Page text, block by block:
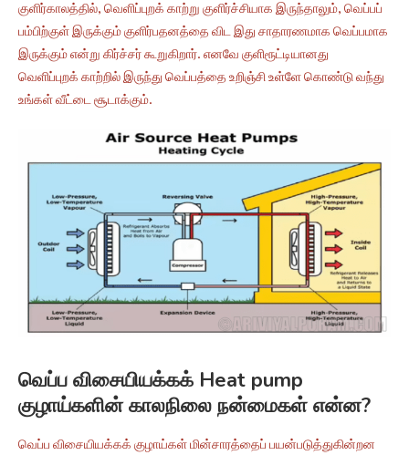
குளிர்காலத்தில், வெளிப்புறக் காற்று குளிர்ச்சியாக இருந்தாலும், வெப்பப்
பம்பிற்குள் இருக்கும் குளிர்பதனத்தை விட இது சாதாரணமாக வெப்பமாக
இருக்கும் என்று கிர்ச்சர் கூறுகிறார். எனவே குளிரூட்டியானது
வெளிப்புறக் காற்றில் இருந்து வெப்பத்தை உறிஞ்சி உள்ளே கொண்டு வந்து
உங்கள் வீட்டை சூடாக்கும்.
வெப்ப விசையியக்கக் Heat pump
குழாய்களின் காலநிலை நன்மைகள் என்ன?
வெப்ப விசையியக்கக் குழாய்கள் மின்சாரத்தைப் பயன்படுத்துகின்றன